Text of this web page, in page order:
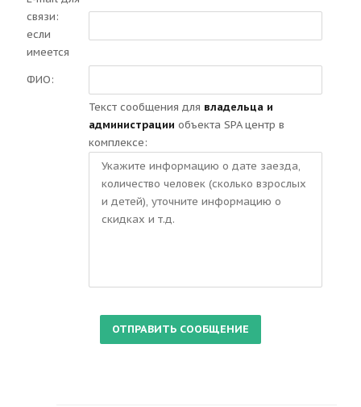
связи:
если
имеется
ФИО:
Текст сообщения для владельца и
администрации объекта SPA центр в
комплексе: